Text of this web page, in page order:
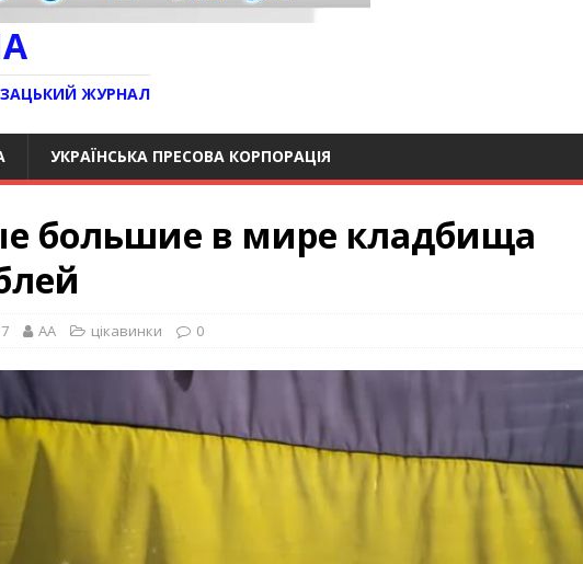
ЖУРНАЛ
УКРАЇНСЬКА ПРЕСОВА КОРПОРАЦІЯ
большие в мире кладбища
AA цікавинки 0